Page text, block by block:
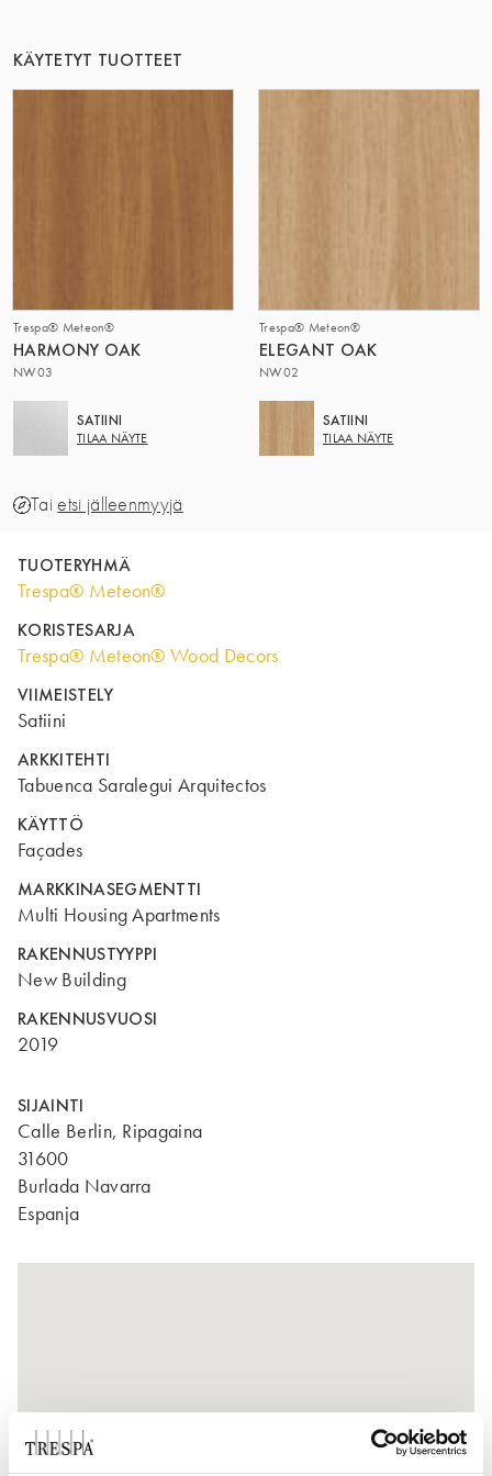
KÄYTETYT TUOTTEET
Trespa® Meteon®
HARMONY OAK
NW03
SATIINI
TILAA NÄYTE
Trespa® Meteon®
ELEGANT OAK
NW02
SATIINI
TILAA NÄYTE
Taietsi jälleenmyyjä
TUOTERYHMÄ
Trespa® Meteon®
KORISTESARJA
Trespa® Meteon® Wood Decors
VIIMEISTELY
Satiini
ARKKITEHTI
Tabuenca Saralegui Arquitectos
KÄYTTÖ
Façades
MARKKINASEGMENTTI
Multi Housing Apartments
RAKENNUSTYYPPI
New Building
RAKENNUSVUOSI
2019
SIJAINTI
Calle Berlin, Ripagaina
31600
Burlada Navarra
Espanja